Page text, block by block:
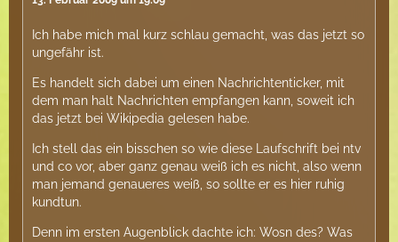
Ich habe mich mal kurz schlau gemacht, was das jetzt so
ungefähr ist.
Es handelt sich dabei um einen Nachrichtenticker, mit
dem man halt Nachrichten empfangen kann, soweit ich
das jetzt bei Wikipedia gelesen habe.
Ich stell das ein bisschen so wie diese Laufschrift bei ntv
und co vor, aber ganz genau weiß ich es nicht, also wenn
man jemand genaueres weiß, so sollte er es hier ruhig
kundtun.
Denn im ersten Augenblick dachte ich: Wosn des? Was